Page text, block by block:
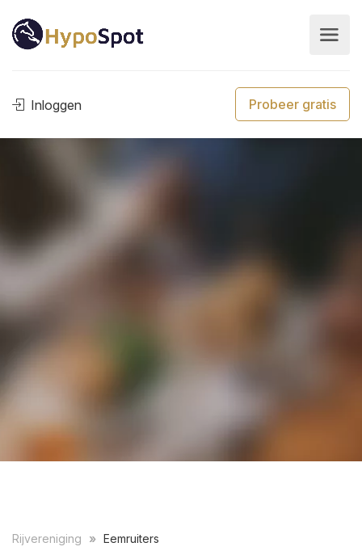
Inloggen Probeer gratis
Rijvereniging Eemruiters